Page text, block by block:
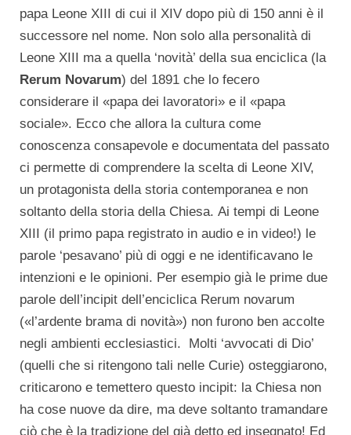
papa Leone XIII di cui il XIV dopo più di 150 anni è il
successore nel nome. Non solo alla personalità di
Leone XIII ma a quella ‘novità’ della sua enciclica (la
Rerum Novarum) del 1891 che lo fecero
considerare il «papa dei lavoratori» e il «papa
sociale». Ecco che allora la cultura come
conoscenza consapevole e documentata del passato
ci permette di comprendere la scelta di Leone XIV,
un protagonista della storia contemporanea e non
soltanto della storia della Chiesa. Ai tempi di Leone
XIII (il primo papa registrato in audio e in video!) le
parole ‘pesavano’ più di oggi e ne identificavano le
intenzioni e le opinioni. Per esempio già le prime due
parole dell’incipit dell’enciclica Rerum novarum
(«l’ardente brama di novità») non furono ben accolte
negli ambienti ecclesiastici. Molti ‘avvocati di Dio’
(quelli che si ritengono tali nelle Curie) osteggiarono,
criticarono e temettero questo incipit: la Chiesa non
ha cose nuove da dire, ma deve soltanto tramandare
ciò che è la tradizione del già detto ed insegnato! Ed